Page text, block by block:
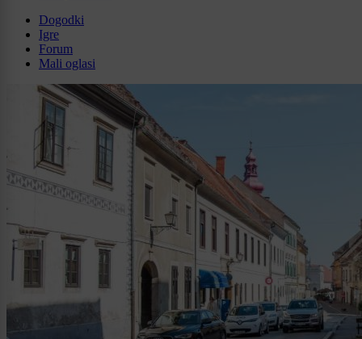
Dogodki
Igre
Forum
Mali oglasi